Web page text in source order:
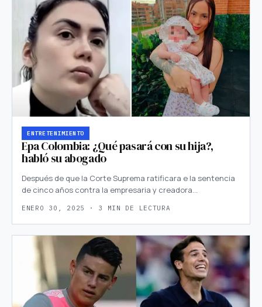
ENTRETENIMIENTO
Epa Colombia: ¿Qué pasará con su hija?,
habló su abogado
Después de que la Corte Suprema ratificara e la sentencia
de cinco años contra la empresaria y creadora…
ENERO 30, 2025 · 3 MIN DE LECTURA